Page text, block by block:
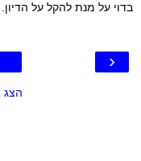
בדוי על מנת להקל על הדיון.
‹
הצג